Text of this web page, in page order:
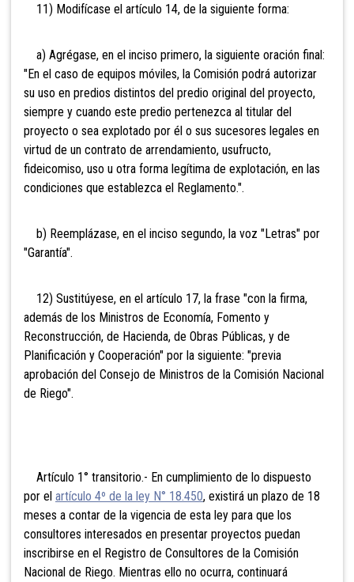
11) Modifícase el artículo 14, de la siguiente forma:
a) Agrégase, en el inciso primero, la siguiente oración final:
"En el caso de equipos móviles, la Comisión podrá autorizar
su uso en predios distintos del predio original del proyecto,
siempre y cuando este predio pertenezca al titular del
proyecto o sea explotado por él o sus sucesores legales en
virtud de un contrato de arrendamiento, usufructo,
fideicomiso, uso u otra forma legítima de explotación, en las
condiciones que establezca el Reglamento.".
b) Reemplázase, en el inciso segundo, la voz "Letras" por
"Garantía".
12) Sustitúyese, en el artículo 17, la frase "con la firma,
además de los Ministros de Economía, Fomento y
Reconstrucción, de Hacienda, de Obras Públicas, y de
Planificación y Cooperación" por la siguiente: "previa
aprobación del Consejo de Ministros de la Comisión Nacional
de Riego".
Artículo 1° transitorio.- En cumplimiento de lo dispuesto
por el artículo 4º de la ley N° 18.450, existirá un plazo de 18
meses a contar de la vigencia de esta ley para que los
consultores interesados en presentar proyectos puedan
inscribirse en el Registro de Consultores de la Comisión
Nacional de Riego. Mientras ello no ocurra, continuará